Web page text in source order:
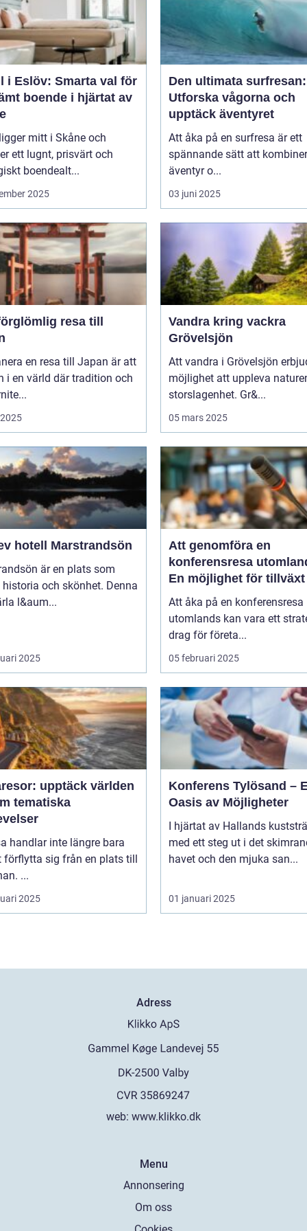
i Eslöv: Smarta val för
boende i hjärtat av
mitt i Skåne och
ett lugnt, prisvärt och
boendealt...
2025
Den ultimata surfresan:
Utforska vågorna och
upptäck äventyret
Att åka på en surfresa är ett
spännande sätt att
äventyr o...
03 juni 2025
resa till
en resa till Japan är att
i en värld där tradition och
Vandra kring vackra
Grövelsjön
Att vandra i Grövelsjön
möjlighet att uppleva
storslagenhet. Gr&...
05 mars 2025
hotell Marstrandsön
är en plats som
och skönhet. Denna
l&aum...
2025
Att genomföra en
konferensresa
En möjlighet för
samarbete
Att åka på en konferensresa
utomlands kan vara ett
drag för företa...
05 februari 2025
upptäck världen
tematiska
handlar inte längre bara
förflytta sig från en plats till
...
2025
Konferens Tylösand –
Oasis av Möjligheter
I hjärtat av Hallands
med ett steg ut i det
havet och den mjuka san...
01 januari 2025
Adress
web: www.klikko.dk
Menu
Annonsering
Om oss